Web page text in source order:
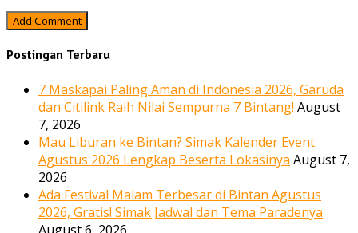
Postingan Terbaru
7 Maskapai Paling Aman di Indonesia 2026, Garuda
dan Citilink Raih Nilai Sempurna 7 Bintang! August
7, 2026
Mau Liburan ke Bintan? Simak Kalender Event
Agustus 2026 Lengkap Beserta Lokasinya August 7,
2026
Ada Festival Malam Terbesar di Bintan Agustus
2026, Gratis! Simak Jadwal dan Tema Paradenya